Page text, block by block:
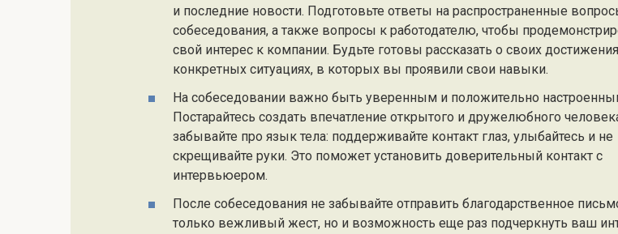
и последние новости. Подготовьте ответы на распространенные
собеседования, а также вопросы к работодателю, чтобы
свой интерес к компании. Будьте готовы рассказать о своих
конкретных ситуациях, в которых вы проявили свои навыки.
На собеседовании важно быть уверенным и положительно
Постарайтесь создать впечатление открытого и дружелюбного
забывайте про язык тела: поддерживайте контакт глаз, улыбайтесь и не
скрещивайте руки. Это поможет установить доверительный контакт с
интервьюером.
После собеседования не забывайте отправить благодарственное
только вежливый жест, но и возможность еще раз подчеркнуть ваш